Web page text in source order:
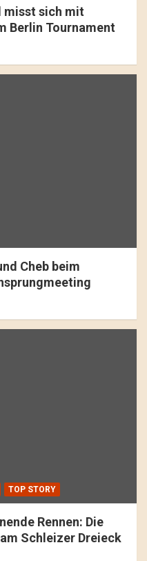
misst sich mit
Berlin Tournament
Cheb beim
TOP STORY
Rennen: Die
Schleizer Dreieck